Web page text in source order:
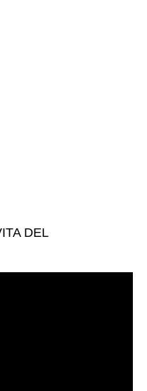
DEL